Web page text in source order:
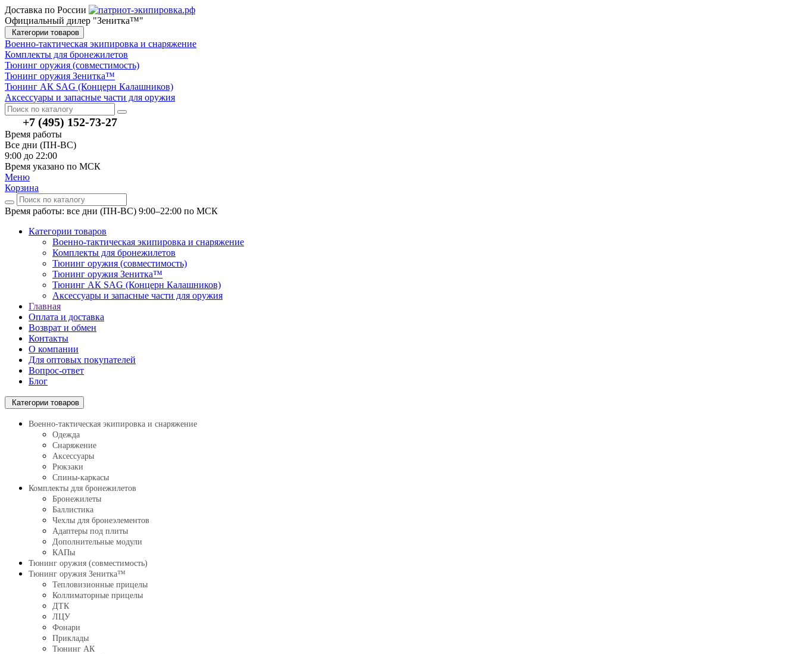
Доставка по России
Официальный дилер "Зенитка™"
Категории товаров
Военно-тактическая экипировка и снаряжение
Комплекты для бронежилетов
Тюнинг оружия (совместимость)
Тюнинг оружия Зенитка™
Тюнинг АК SAG (Концерн Калашников)
Аксессуары и запасные части для оружия
+7 (495) 152-73-27
Время работы
Все дни (ПН-ВС)
9:00 до 22:00
Время указано по МСК
Меню
Корзина
Время работы: все дни (ПН-ВС) 9:00–22:00 по МСК
Категории товаров
Военно-тактическая экипировка и снаряжение
Комплекты для бронежилетов
Тюнинг оружия (совместимость)
Тюнинг оружия Зенитка™
Тюнинг АК SAG (Концерн Калашников)
Аксессуары и запасные части для оружия
Главная
Оплата и доставка
Возврат и обмен
Контакты
О компании
Для оптовых покупателей
Вопрос-ответ
Блог
Категории товаров
Военно-тактическая экипировка и снаряжение
Одежда
Снаряжение
Аксессуары
Рюкзаки
Спины-каркасы
Комплекты для бронежилетов
Бронежилеты
Баллистика
Чехлы для бронеэлементов
Адаптеры под плиты
Дополнительные модули
КАПы
Тюнинг оружия (совместимость)
Тюнинг оружия Зенитка™
Тепловизионные прицелы
Коллиматорные прицелы
ДТК
ЛЦУ
Фонари
Приклады
Тюнинг АК